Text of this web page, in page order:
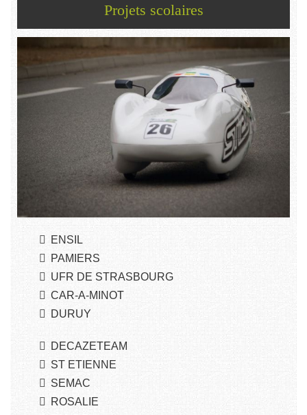
Projets scolaires
ENSIL
PAMIERS
UFR DE STRASBOURG
CAR-A-MINOT
DURUY
DECAZETEAM
ST ETIENNE
SEMAC
ROSALIE